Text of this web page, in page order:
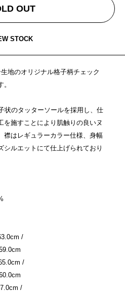
OUT
STOCK
地のオリジナル格子柄チェック
状のタッターソールを採用し、仕
を施すことにより肌触りの良いヌ
襟はレギュラーカラー仕様、身幅
シルエットにて仕上げられており
/
/
/